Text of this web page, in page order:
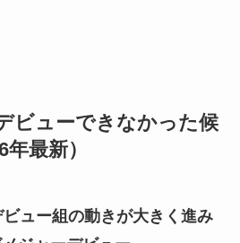
ビューできなかった候
最新）
ュー組の動きが大きく進み